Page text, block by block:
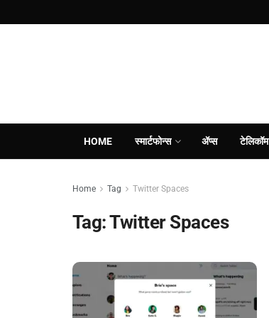
HOME स्मार्टफोन्स ॲप्स टेलिकॉम
Home Tag Twitter Spaces
Tag:Twitter Spaces